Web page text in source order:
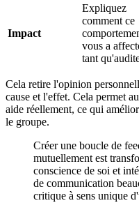
Impact
Expliquez
comment ce
vous a
tant
Cela retire l'opinion
cause et l'effet. Cela permet
aide réellement, ce qui
le groupe.
Créer une boucle de
mutuellement est
conscience de soi et
de communication
critique à sens unique